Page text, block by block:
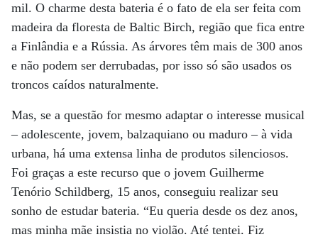
mil. O charme desta bateria é o fato de ela ser feita com
madeira da floresta de Baltic Birch, região que fica entre
a Finlândia e a Rússia. As árvores têm mais de 300 anos
e não podem ser derrubadas, por isso só são usados os
troncos caídos naturalmente.
Mas, se a questão for mesmo adaptar o interesse musical
– adolescente, jovem, balzaquiano ou maduro – à vida
urbana, há uma extensa linha de produtos silenciosos.
Foi graças a este recurso que o jovem Guilherme
Tenório Schildberg, 15 anos, conseguiu realizar seu
sonho de estudar bateria. “Eu queria desde os dez anos,
mas minha mãe insistia no violão. Até tentei. Fiz